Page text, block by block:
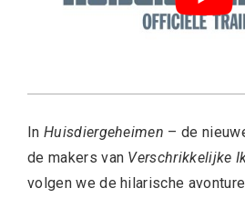
In Huisdiergeheimen – de
de makers van Verschrikkelijke
volgen we de hilarische